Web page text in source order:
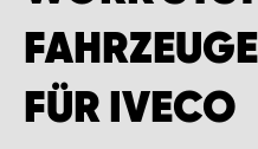
FÜR IVECO
WORK SYSTEM BRÜSSEL